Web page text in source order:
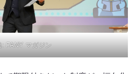
: FANY マガジン